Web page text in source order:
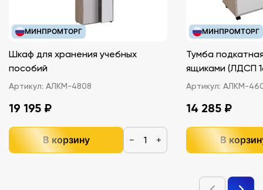
МИНПРОМТОРГ
Шкаф для хранения учебных
пособий
Артикул: АЛКМ-4808
19 195 ₽
В корзину − +
МИНПРОМТОРГ
Тумба
ящиками
Артикул: АЛКМ-
14 285 ₽
В